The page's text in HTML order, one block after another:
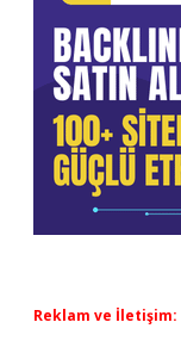
Reklam ve İletişim: